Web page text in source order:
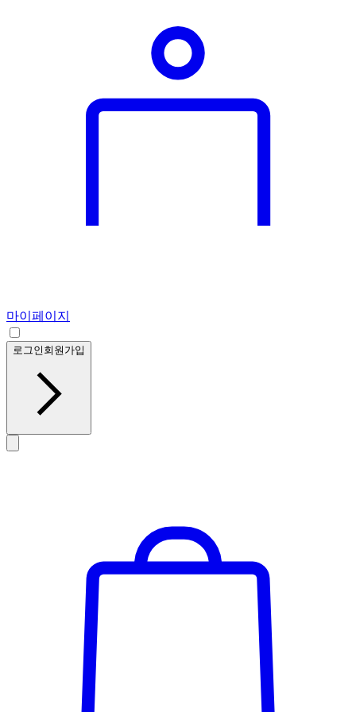
마이페이지
로그인 회원가입